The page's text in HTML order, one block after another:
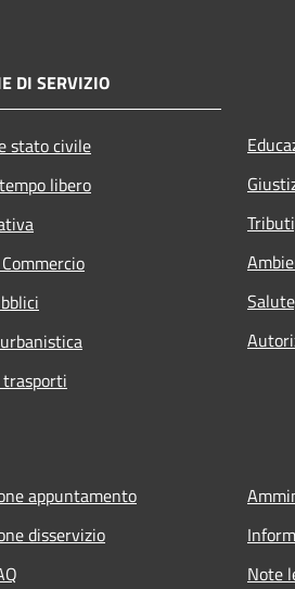
DI SERVIZIO
stato civile
libero
appuntamento
disservizio
Note